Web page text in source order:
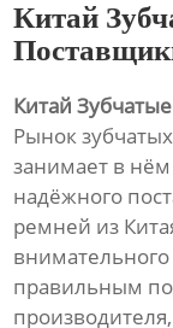
Китай
Китай
Рынок
занимает в
надёжного
ремней из
внимательного
правильным